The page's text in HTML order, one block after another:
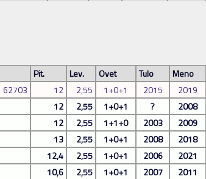
Pit. Lev. Ovet Tulo
Meno
62703 12 2,55 1+0+1 2015
2019
12 2,55 1+0+1 ?
2008
12 2,55 1+1+0 2003
2009
13 2,55 1+0+1 2008
2018
12,4 2,55 1+0+1 2006
2021
10,6 2,55 1+0+1 2007 2011